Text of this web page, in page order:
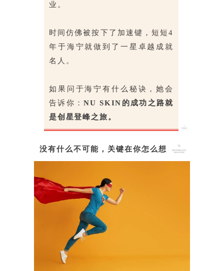
业。
时间仿佛被按下了加速键，短短4
年于海宁就做到了一星卓越成就
名人。
如果问于海宁有什么秘诀，她会
告诉你：NU SKIN的成功之路就
是创星登峰之旅。
没有什么不可能，关键在你怎么想